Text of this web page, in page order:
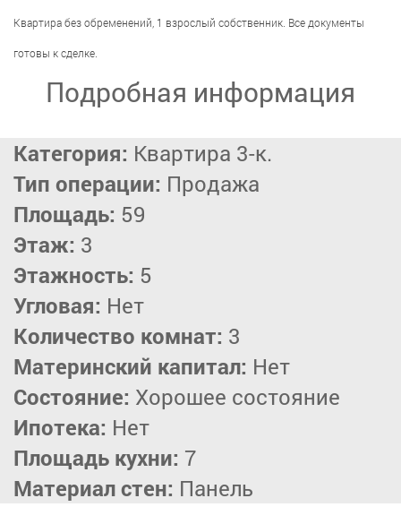
Квартира без обременений, 1 взрослый собственник. Все документы
готовы к сделке.
Подробная информация
Категория: Квартира 3-к.
Тип операции: Продажа
Площадь: 59
Этаж: 3
Этажность: 5
Угловая: Нет
Количество комнат: 3
Материнский капитал: Нет
Состояние: Хорошее состояние
Ипотека: Нет
Площадь кухни: 7
Материал стен: Панель